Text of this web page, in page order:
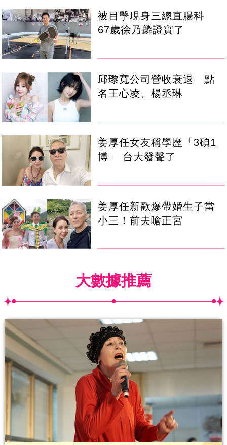
被目擊現身三總直腸科
67歲徐乃麟證實了
邱瓈寬公司營收衰退 點
名王心凌、楊丞琳
姜厚任女友稱學歷「3碩1
博」 台大發聲了
姜厚任新歡爆帶婚生子當
小三！前夫嗆正宮
大數據推薦